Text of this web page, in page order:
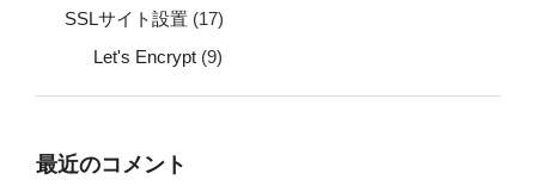
SSLサイト設置 (17)
Let's Encrypt (9)
最近のコメント